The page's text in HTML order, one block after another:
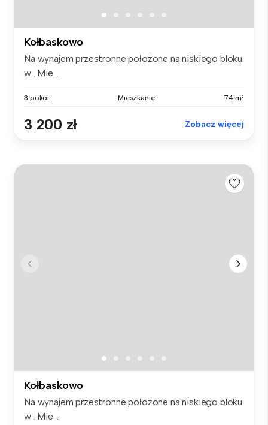
Kołbaskowo
Na wynajem przestronne położone na niskiego bloku
w . Mie...
3 pokoi Mieszkanie 74 m²
3 200 zł Zobacz więcej
Kołbaskowo
Na wynajem przestronne położone na niskiego bloku
w . Mie...